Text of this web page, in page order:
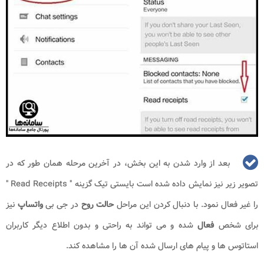
بعد از وارد شدن به این بخش، در آخرین مرحله همان طور که در
تصویر زیر نیز نمایش داده شده است بایستی تیک گزینه " Read Receipts
"
را غیر فعال نمود. با دنبال کردن این مراحلحالت روحدر جی بیواتساپ نیز
برای شخصفعالشده و می تواند به راحتی و بدون اطلاع دیگر کاربران
استاتوس ها و پیام های ارسال شده آن ها را مشاهده کند.